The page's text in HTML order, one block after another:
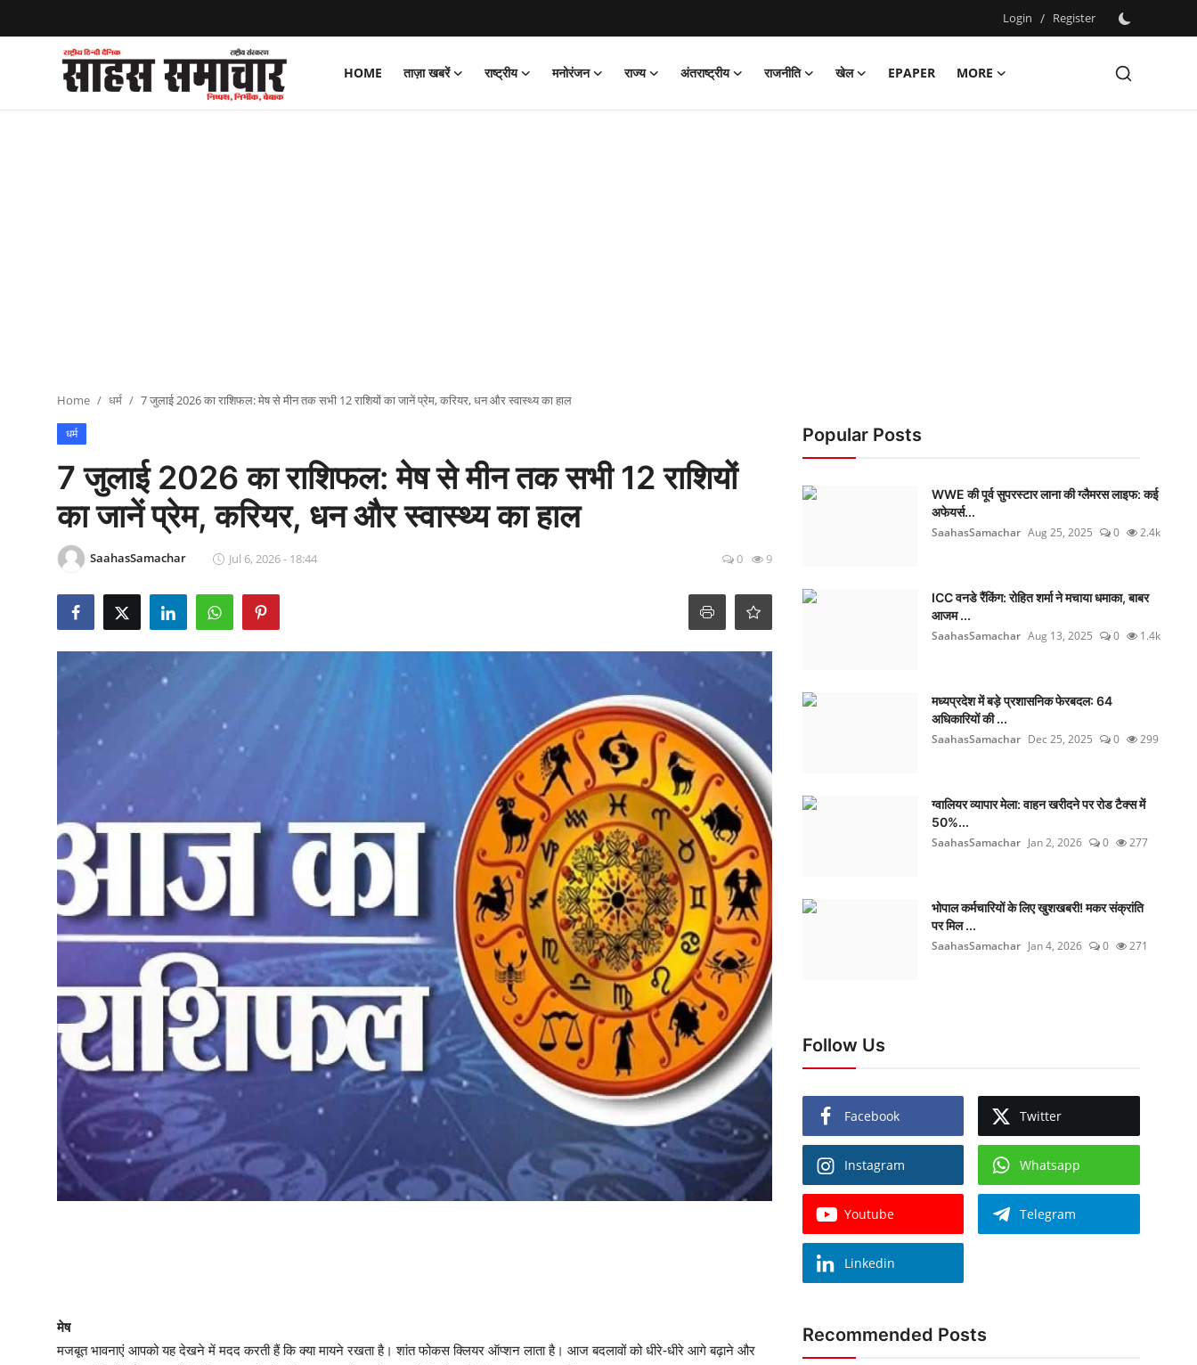
Login / Register
HOME ताज़ा खबरें राष्ट्रीय मनोरंजन राज्य अंतराष्ट्रीय राजनीति खेल EPAPER
MORE
Register
Home धर्म 7 जुलाई 2026 का राशिफल: मेष से मीन तक सभी 12 राशियों का जानें प्रेम, करियर, धन और स्वास्थ्य का हाल
धर्म
7 जुलाई 2026 का राशिफल: मेष से मीन तक सभी 12 राशियों
का जानें प्रेम, करियर, धन और स्वास्थ्य का हाल
SaahasSamachar Jul 6, 2026 - 18:44 0 9
मेष
मजबूत भावनाएं आपको यह देखने में मदद करती हैं कि क्या मायने रखता है। शांत फोकस क्लियर ऑप्शन लाता है। आज बदलावों को धीरे-धीरे आगे बढ़ाने और
Popular Posts
WWE की पूर्व सुपरस्टार लाना की ग्लैमरस लाइफ: कई
अफेयर्स...
SaahasSamachar Aug 25, 2025 0 2.4k
ICC वनडे रैंकिंग: रोहित शर्मा ने मचाया धमाका, बाबर
आजम ...
SaahasSamachar Aug 13, 2025 0 1.4k
मध्यप्रदेश में बड़े प्रशासनिक फेरबदल: 64
अधिकारियों की ...
SaahasSamachar Dec 25, 2025 0 299
ग्वालियर व्यापार मेला: वाहन खरीदने पर रोड टैक्स में
50%...
SaahasSamachar Jan 2, 2026 0 277
भोपाल कर्मचारियों के लिए खुशखबरी! मकर संक्रांति
पर मिल ...
SaahasSamachar Jan 4, 2026 0 271
Follow Us
Facebook Twitter
Instagram Whatsapp
Youtube Telegram
Linkedin
Recommended Posts